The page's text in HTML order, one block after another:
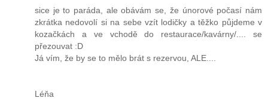
sice je to paráda, ale obávám se, že únorové počasí nám
zkrátka nedovolí si na sebe vzít lodičky a těžko půjdeme v
kozačkách a ve vchodě do restaurace/kavárny/.... se
přezouvat :D
Já vím, že by se to mělo brát s rezervou, ALE....
Léňa